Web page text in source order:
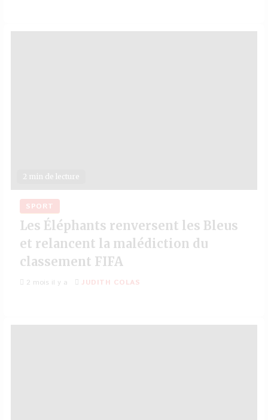
2 min de lecture
SPORT
Les Éléphants renversent les Bleus
et relancent la malédiction du
classement FIFA
2 mois il y a JUDITH COLAS